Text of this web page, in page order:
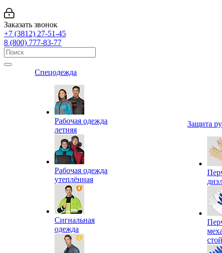
Заказать звонок
+7 (3812) 27-51-45
8 (800) 777-83-77
Спецодежда
Рабочая одежда
летняя
Рабочая одежда
утеплённая
Сигнальная
одежда
Защита